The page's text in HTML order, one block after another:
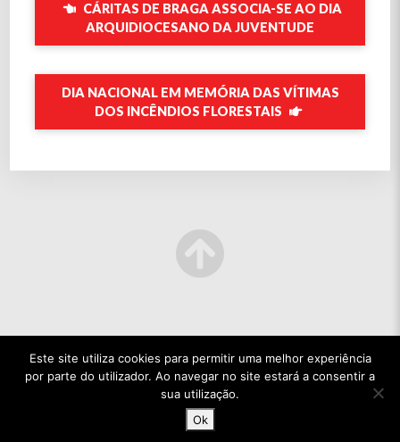
CÁRITAS DE BRAGA ASSOCIA-SE AO DIA
ARQUIDIOCESANO DA JUVENTUDE
DIA NACIONAL EM MEMÓRIA DAS VÍTIMAS
DOS INCÊNDIOS FLORESTAIS
© 2022 TODOS OS DIREITOS RESERVADOS.
Este site utiliza cookies para permitir uma melhor experiência
por parte do utilizador. Ao navegar no site estará a consentir a
sua utilização.
Ok